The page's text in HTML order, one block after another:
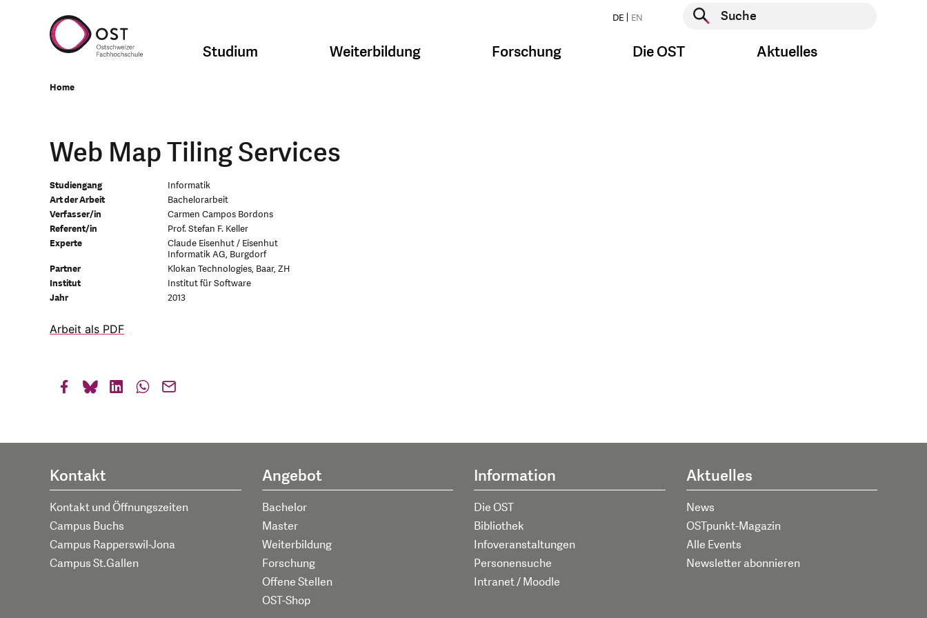
DE EN
Suche starten
Studium Weiterbildung Forschung Die OST Aktuelles
Home
Web Map Tiling Services
Studiengang
Informatik
Art der Arbeit
Bachelorarbeit
Verfasser/in
Carmen Campos Bordons
Referent/in
Prof. Stefan F. Keller
Experte
Claude Eisenhut / Eisenhut
Informatik AG, Burgdorf
Partner
Klokan Technologies, Baar, ZH
Institut
Institut für Software
Jahr
2013
Arbeit als PDF
Kontakt
Kontakt und Öffnungszeiten
Campus Buchs
Campus Rapperswil-Jona
Campus St.Gallen
Angebot
Bachelor
Master
Weiterbildung
Forschung
Offene Stellen
OST-Shop
Information
Die OST
Bibliothek
Infoveranstaltungen
Personensuche
Intranet / Moodle
Aktuelles
News
OSTpunkt-Magazin
Alle Events
Newsletter abonnieren